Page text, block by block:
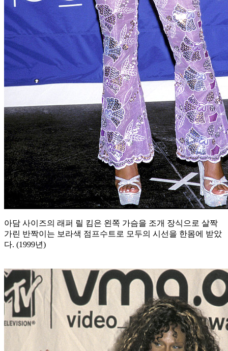
아담 사이즈의 래퍼 릴 킴은 왼쪽 가슴을 조개 장식으로 살짝
가린 반짝이는 보라색 점프수트로 모두의 시선을 한몸에 받았
다. (1999년)